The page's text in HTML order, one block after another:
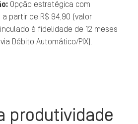
Opção estratégica com
partir de R$ 94,90 (valor
à fidelidade de 12 meses
Débito Automático/PIX).
produtividade